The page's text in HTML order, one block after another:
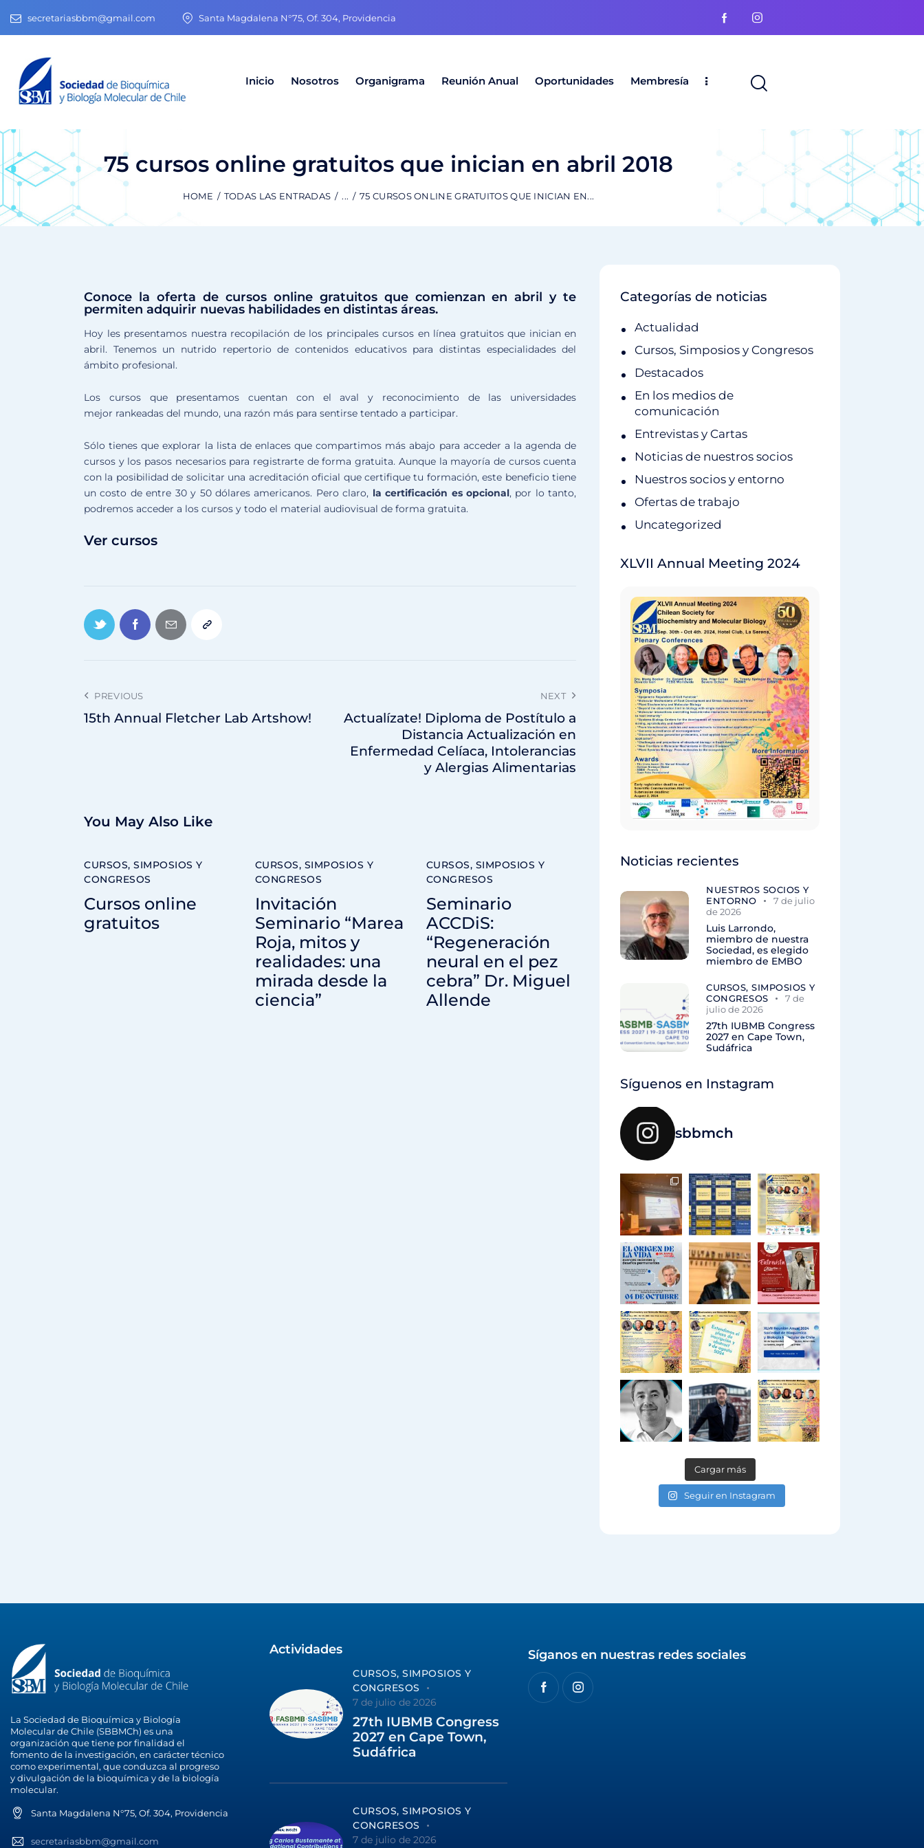
secretariasbbm@gmail.com Santa Magdalena N°75, Of. 304, Providencia
Inicio Nosotros Organigrama Reunión Anual Oportunidades Membresía
75 cursos online gratuitos que inician en abril 2018
HOME TODAS LAS ENTRADAS ... 75 CURSOS ONLINE GRATUITOS QUE INICIAN EN...
Conoce la oferta de cursos online gratuitos que comienzan en abril y te
permiten adquirir nuevas habilidades en distintas áreas.
Hoy les presentamos nuestra recopilación de los principales cursos en línea gratuitos que inician en
abril. Tenemos un nutrido repertorio de contenidos educativos para distintas especialidades del
ámbito profesional.
Los cursos que presentamos cuentan con el aval y reconocimiento de las universidades
mejor rankeadas del mundo, una razón más para sentirse tentado a participar.
Sólo tienes que explorar la lista de enlaces que compartimos más abajo para acceder a la agenda de
cursos y los pasos necesarios para registrarte de forma gratuita. Aunque la mayoría de cursos cuenta
con la posibilidad de solicitar una acreditación oficial que certifique tu formación, este beneficio tiene
un costo de entre 30 y 50 dólares americanos. Pero claro, la certificación es opcional, por lo tanto,
podremos acceder a los cursos y todo el material audiovisual de forma gratuita.
Ver cursos
PREVIOUS
15th Annual Fletcher Lab Artshow!
NEXT
Actualízate! Diploma de Postítulo a
Distancia Actualización en
Enfermedad Celíaca, Intolerancias
y Alergias Alimentarias
You May Also Like
CURSOS, SIMPOSIOS Y
CONGRESOS
Cursos online
gratuitos
CURSOS, SIMPOSIOS Y
CONGRESOS
Invitación
Seminario “Marea
Roja, mitos y
realidades: una
mirada desde la
ciencia”
CURSOS, SIMPOSIOS Y
CONGRESOS
Seminario
ACCDiS:
“Regeneración
neural en el pez
cebra” Dr. Miguel
Allende
Categorías de noticias
Actualidad
Cursos, Simposios y Congresos
Destacados
En los medios de
comunicación
Entrevistas y Cartas
Noticias de nuestros socios
Nuestros socios y entorno
Ofertas de trabajo
Uncategorized
XLVII Annual Meeting 2024
Noticias recientes
NUESTROS SOCIOS Y
ENTORNO
7 de julio
de 2026
Luis Larrondo,
miembro de nuestra
Sociedad, es elegido
miembro de EMBO
CURSOS, SIMPOSIOS Y
CONGRESOS
7 de
julio de 2026
27th IUBMB Congress
2027 en Cape Town,
Sudáfrica
Síguenos en Instagram
sbbmch
Cargar más
Seguir en Instagram
La Sociedad de Bioquímica y Biología
Molecular de Chile (SBBMCh) es una
organización que tiene por finalidad el
fomento de la investigación, en carácter técnico
como experimental, que conduzca al progreso
y divulgación de la bioquímica y de la biología
molecular.
Santa Magdalena N°75, Of. 304, Providencia
secretariasbbm@gmail.com
Actividades
CURSOS, SIMPOSIOS Y
CONGRESOS
7 de julio de 2026
27th IUBMB Congress
2027 en Cape Town,
Sudáfrica
CURSOS, SIMPOSIOS Y
CONGRESOS
7 de julio de 2026
Síganos en nuestras redes sociales